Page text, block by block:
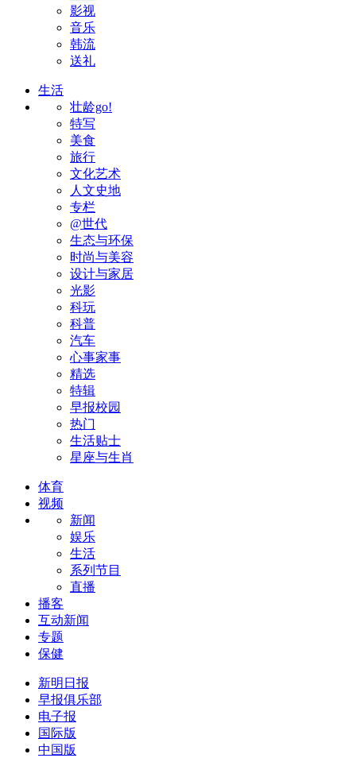
影视
音乐
韩流
送礼
生活
壮龄go!
特写
美食
旅行
文化艺术
人文史地
专栏
@世代
生态与环保
时尚与美容
设计与家居
光影
科玩
科普
汽车
心事家事
精选
特辑
早报校园
热门
生活贴士
星座与生肖
体育
视频
新闻
娱乐
生活
系列节目
直播
播客
互动新闻
专题
保健
新明日报
早报俱乐部
电子报
国际版
中国版